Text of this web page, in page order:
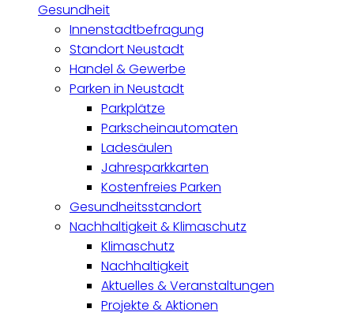
Gesundheit
Innenstadtbefragung
Standort Neustadt
Handel & Gewerbe
Parken in Neustadt
Parkplätze
Parkscheinautomaten
Ladesäulen
Jahresparkkarten
Kostenfreies Parken
Gesundheitsstandort
Nachhaltigkeit & Klimaschutz
Klimaschutz
Nachhaltigkeit
Aktuelles & Veranstaltungen
Projekte & Aktionen